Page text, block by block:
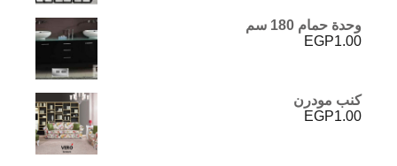
هو:
EGP6,700.00.
وحدة حمام 180 سم
EGP1.00
كنب مودرن
EGP1.00